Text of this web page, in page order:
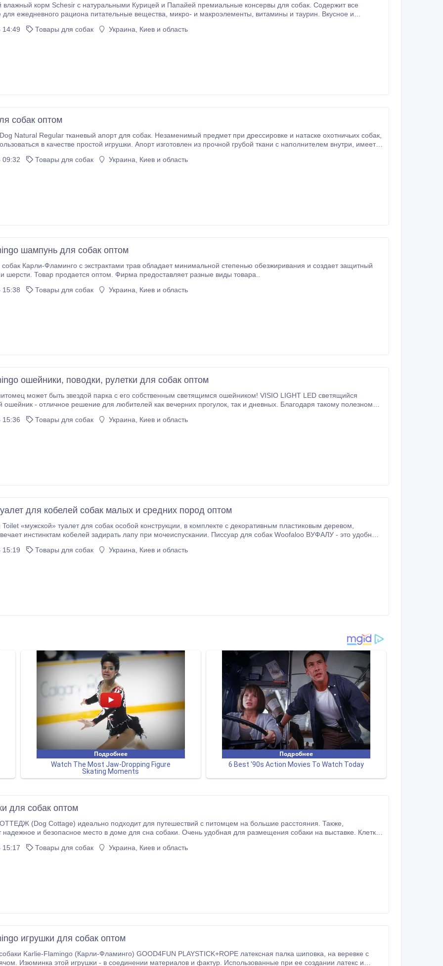
корм Schesir с натуральными Курицей и Папайей премиальные консервы для собак. Содержит все
рациона питательные вещества, микро- и макроэлементы, витамины и таурин. Вкусное и
экологически чистые продукты, без добавления искусственных красителей и консервантов.
14:49 Товары для собак Украина, Киев и область
собак оптом
Natural Regular тканевый апорт для собак. Незаменимый предмет при дрессировке и натаске охотничьих собак,
в качестве простой игрушки. Апорт изготовлен из прочной грубой ткани с наполнителем внутри, имеет
09:32
Товары для собак Украина, Киев и область
шампунь для собак оптом
Карли-Фламинго с экстрактами трав обладает минимальной степенью обезжиривания и создает защитный
шерсти. Товар продается оптом. Фирма предоставляет разные виды товара..
15:38
Товары для собак Украина, Киев и область
ошейники, поводки, рулетки для собак оптом
может быть звездой парка с его собственным светящимся ошейником! VISIO LIGHT LED светящийся
- отличное решение для любителей как вечерних прогулок, так и дневных. Благодаря такому полезному
Вам, но и проезжающим мимо автомобилистам.
15:36 Товары для собак Украина, Киев и область
для кобелей собак малых и средних пород оптом
туалет для собак особой конструкции, в комплекте с декоративным пластиковым деревом,
кобелей задирать лапу при мочеиспускании. Писсуар для собак Woofaloo ВУФАЛУ - это удобный
15:19
Товары для собак Украина, Киев и область
для собак оптом
(Dog Cottage) идеально подходит для путешествий с питомцем на большие расстояния. Также,
надежное и безопасное место в доме для сна собаки. Очень удобная для размещения собаки на выставке. Клетка
двери.
15:17 Товары для собак Украина, Киев и область
игрушки для собак оптом
Karlie-Flamingo (Карли-Фламинго) GOOD4FUN PLAYSTICK+ROPE латексная палка шиповка, на веревке с
Изюминка этой игрушки - в соединении материалов и фактур. Использованные при ее создании латекс и